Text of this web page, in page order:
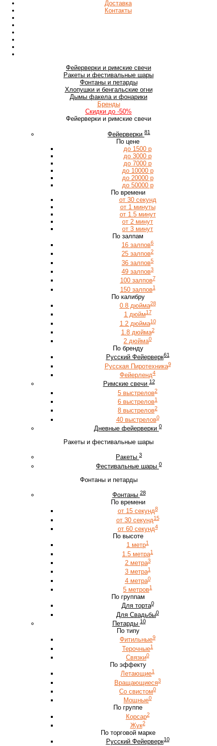
Доставка
Контакты
Фейерверки и римские свечи
Ракеты и фестивальные шары
Фонтаны и петарды
Хлопушки и бенгальские огни
Дымы факела и фонарики
Бренды
Скидки до -50%
Фейерверки и римские свечи
Фейерверки 81
По цене
до 1500 р
до 3000 р
до 7000 р
до 10000 р
до 20000 р
до 50000 р
По времени
от 30 секунд
от 1 минуты
от 1.5 минут
от 2 минут
от 3 минут
По залпам
16 залпов6
25 залпов2
36 залпов5
49 залпов3
100 залпов7
150 залпов1
По калибру
0.8 дюйма28
1 дюйм17
1.2 дюйма10
1.8 дюйма2
2 дюйма0
По бренду
Русский Фейерверк61
Русская Пиротехника9
Фейерленд4
Римские свечи 12
5 выстрелов2
6 выстрелов1
8 выстрелов2
40 выстрелов0
Дневные фейерверки 0
Ракеты и фестивальные шары
Ракеты 3
Фестивальные шары 0
Фонтаны и петарды
Фонтаны 28
По времени
от 15 секунд8
от 30 секунд15
от 60 секунд4
По высоте
1 метр1
1.5 метра1
2 метра3
3 метра1
4 метра0
5 метров1
По группам
Для торта0
Для Свадьбы0
Петарды 10
По типу
Фитильные9
Терочные1
Связки0
По эффекту
Летающие1
Вращающиеся3
Со свистом0
Мощные0
По группе
Корсар2
Жук2
По торговой марке
Русский Фейерверк10